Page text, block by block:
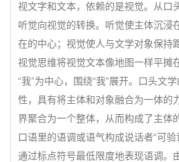
视文字和文本，依赖的是视觉。从口
听觉向视觉的转换。听觉使主体沉浸
在的中心；视觉使人与文学对象保持
视觉思维将视觉文本像地图一样平摊
“我”为中心，围绕“我”展开。口头文
性，具有将主体和对象融合为一体的
界聚合为一个整体，从而构成了主体
口语里的语调或语气构成说话者“可
通过标点符号最低限度地表现语调。